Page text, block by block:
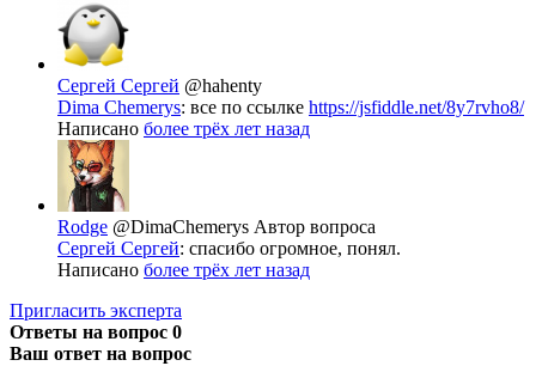
Сергей Сергей @hahenty
Dima Chemerys: все по ссылке https://jsfiddle.net/8y7rvho8/
Написано более трёх лет назад
Rodge @DimaChemerys Автор вопроса
Сергей Сергей: спасибо огромное, понял.
Написано более трёх лет назад
Пригласить эксперта
Ответы на вопрос 0
Ваш ответ на вопрос